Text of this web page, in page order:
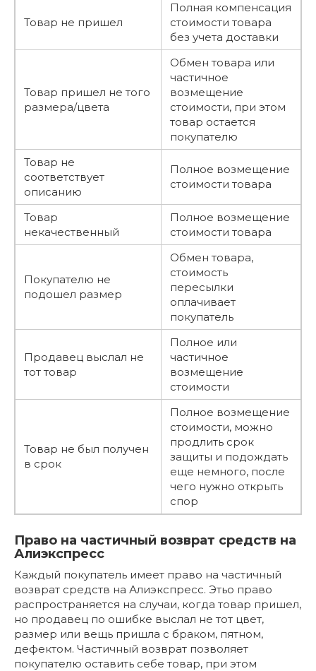
Товар не пришел
Полная компенсация
стоимости товара
без учета доставки
Товар пришел не того
размера/цвета
Обмен товара или
частичное
возмещение
стоимости, при этом
товар остается
покупателю
Товар не
соответствует
описанию
Полное возмещение
стоимости товара
Товар
некачественный
Полное возмещение
стоимости товара
Покупателю не
подошел размер
Обмен товара,
стоимость
пересылки
оплачивает
покупатель
Продавец выслал не
тот товар
Полное или
частичное
возмещение
стоимости
Товар не был получен
в срок
Полное возмещение
стоимости, можно
продлить срок
защиты и подождать
еще немного, после
чего нужно открыть
спор
Право на частичный возврат средств на
Алиэкспресс
Каждый покупатель имеет право на частичный
возврат средств на Алиэкспресс. Этьо право
распространяется на случаи, когда товар пришел,
но продавец по ошибке выслал не тот цвет,
размер или вещь пришла с браком, пятном,
дефектом. Частичный возврат позволяет
покупателю оставить себе товар, при этом